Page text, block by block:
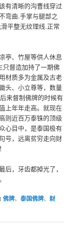
有清晰的沟曹线穿过
弯曲.手掌与腿部之
平整无纹理线.正常
亭、竹屋等供人休息
只督造加持了一期佛
材质多为金属及古老
头、小立尊等，数量
来督制佛牌的时候有
上年年走高。就现在
则近百万泰铢的顶级
心目中，是泰国极有
号，远离贫穷走向财
后，牙齿都掉光了，
佛牌、泰国佛牌、 财